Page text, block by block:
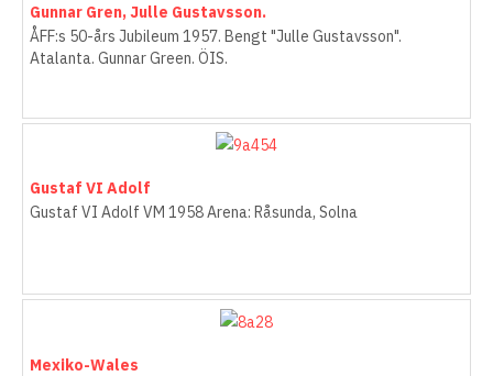
Gunnar Gren, Julle Gustavsson.
ÅFF:s 50-års Jubileum 1957. Bengt "Julle Gustavsson".
Atalanta. Gunnar Green. ÖIS.
Gustaf VI Adolf
Gustaf VI Adolf VM 1958 Arena: Råsunda, Solna
Mexiko-Wales